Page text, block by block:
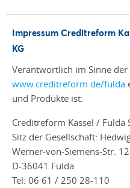
Impressum Creditreform
KG
Verantwortlich im Sinne
www.creditreform.de/fulda
und Produkte ist:
Creditreform Kassel / Fulda
Sitz der Gesellschaft:
Werner-von-Siemens-Str.
D-36041 Fulda
Tel: 06 61 / 250 28-110